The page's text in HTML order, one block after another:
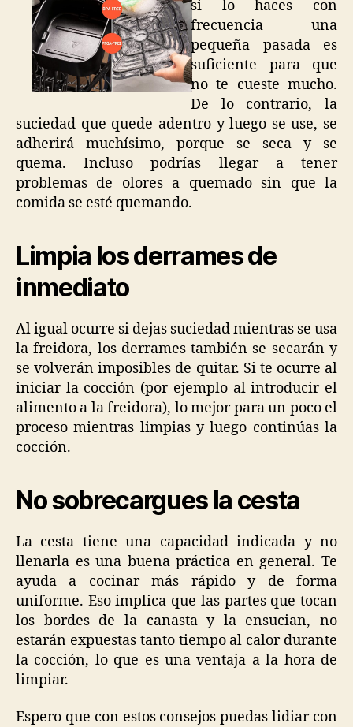
si lo haces con
frecuencia una
pequeña pasada es
suficiente para que
no te cueste mucho.
De lo contrario, la
suciedad que quede adentro y luego se use, se
adherirá muchísimo, porque se seca y se
quema. Incluso podrías llegar a tener
problemas de olores a quemado sin que la
comida se esté quemando.
Limpia los derrames de
inmediato
Al igual ocurre si dejas suciedad mientras se usa
la freidora, los derrames también se secarán y
se volverán imposibles de quitar. Si te ocurre al
iniciar la cocción (por ejemplo al introducir el
alimento a la freidora), lo mejor para un poco el
proceso mientras limpias y luego continúas la
cocción.
No sobrecargues la cesta
La cesta tiene una capacidad indicada y no
llenarla es una buena práctica en general. Te
ayuda a cocinar más rápido y de forma
uniforme. Eso implica que las partes que tocan
los bordes de la canasta y la ensucian, no
estarán expuestas tanto tiempo al calor durante
la cocción, lo que es una ventaja a la hora de
limpiar.
Espero que con estos consejos puedas lidiar con